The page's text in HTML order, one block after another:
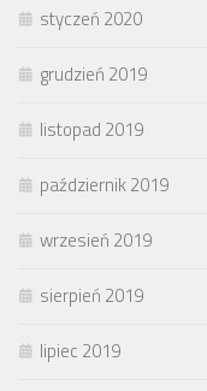
styczeń 2020
grudzień 2019
listopad 2019
październik 2019
wrzesień 2019
sierpień 2019
lipiec 2019